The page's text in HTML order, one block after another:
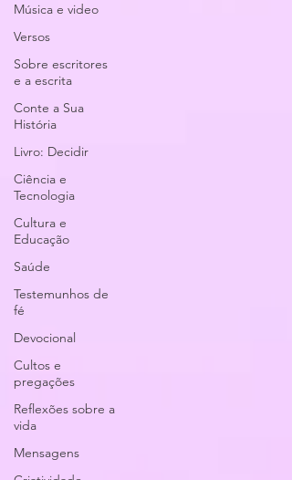
Música e video
Versos
Sobre escritores
e a escrita
Conte a Sua
História
Livro: Decidir
Ciência e
Tecnologia
Cultura e
Educação
Saúde
Testemunhos de
fé
Devocional
Cultos e
pregações
Reflexões sobre a
vida
Mensagens